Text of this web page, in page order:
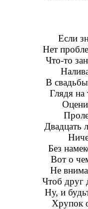
Если
Нет
Что-то
В
Глядя на
Двадцать
Без
Вот о
Не
Чтоб друг
Ну, и
Хрупок